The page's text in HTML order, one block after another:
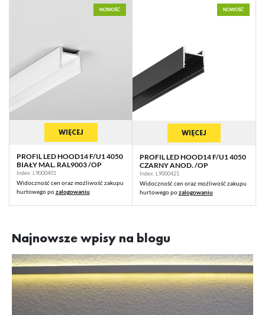
NOWOŚĆ
WIĘCEJ
PROFIL LED HOOD14 F/U1 4050
BIAŁY MAL. RAL9003 /OP
Index: L9000401
Widoczność cen oraz możliwość zakupu
hurtowego pozalogowaniu
NOWOŚĆ
WIĘCEJ
PROFIL LED HOOD14 F/U1 4050
CZARNY ANOD. /OP
Index: L9000421
Widoczność cen oraz możliwość zakupu
hurtowego pozalogowaniu
Najnowsze wpisy na blogu